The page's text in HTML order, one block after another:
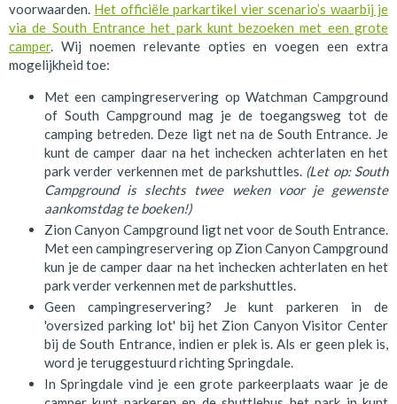
voorwaarden. Het officiële parkartikel vier scenario’s waarbij je
via de South Entrance het park kunt bezoeken met een grote
camper. Wij noemen relevante opties en voegen een extra
mogelijkheid toe:
Met een campingreservering op Watchman Campground
of South Campground mag je de toegangsweg tot de
camping betreden. Deze ligt net na de South Entrance. Je
kunt de camper daar na het inchecken achterlaten en het
park verder verkennen met de parkshuttles. (Let op: South
Campground is slechts twee weken voor je gewenste
aankomstdag te boeken!)
Zion Canyon Campground ligt net voor de South Entrance.
Met een campingreservering op Zion Canyon Campground
kun je de camper daar na het inchecken achterlaten en het
park verder verkennen met de parkshuttles.
Geen campingreservering? Je kunt parkeren in de
'oversized parking lot' bij het Zion Canyon Visitor Center
bij de South Entrance, indien er plek is. Als er geen plek is,
word je teruggestuurd richting Springdale.
In Springdale vind je een grote parkeerplaats waar je de